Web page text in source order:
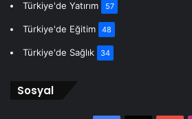
Türkiye'de Yatırım 57
Türkiye'de Eğitim 48
Türkiye'de Sağlık 34
Sosyal